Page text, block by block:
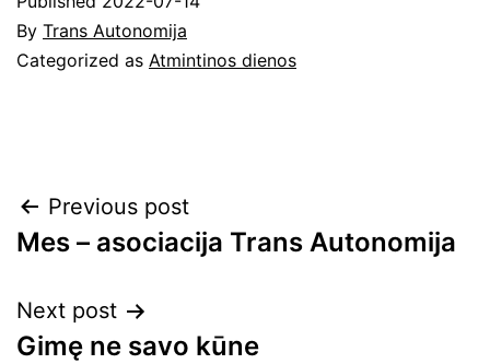
By Trans Autonomija
Categorized as Atmintinos dienos
Navigacija
tarp
įrašų
Previous post
Mes – asociacija Trans Autonomija
Next post
Gimę ne savo kūne